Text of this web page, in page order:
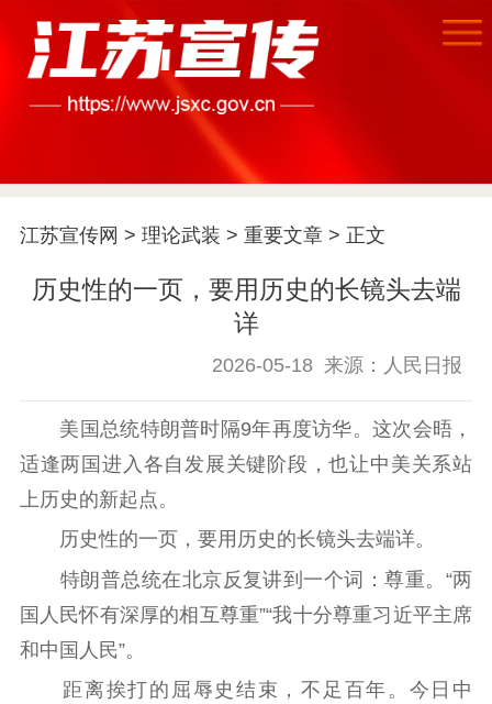
首页
公示公告
通知公告 信息公开制度
信息公开指南
信息公开年度报
告
政策法规
江苏宣传网 > 理论武装 > 重要文章> 正文
历史性的一页，要用历史的长镜头去端
详
2026-05-18 来源：人民日报
美国总统特朗普时隔9年再度访华。这次会晤，
适逢两国进入各自发展关键阶段，也让中美关系站
上历史的新起点。
历史性的一页，要用历史的长镜头去端详。
特朗普总统在北京反复讲到一个词：尊重。“两
国人民怀有深厚的相互尊重”“我十分尊重习近平主席
和中国人民”。
距离挨打的屈辱史结束，不足百年。今日中